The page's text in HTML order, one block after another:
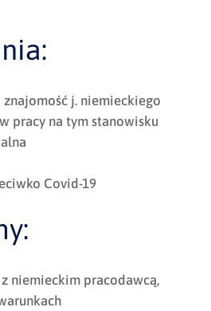
j. niemieckiego
pracy na tym stanowisku
Covid-19
niemieckim pracodawcą,